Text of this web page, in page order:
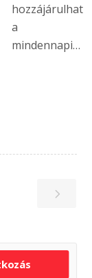
hozzájárulhat
a
mindennapi…